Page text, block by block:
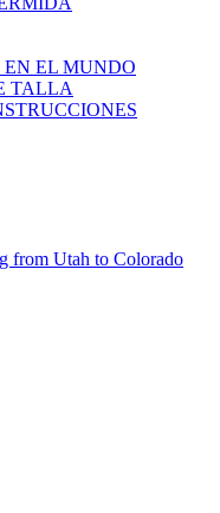
EL MUNDO
TALLA
from Utah to Colorado